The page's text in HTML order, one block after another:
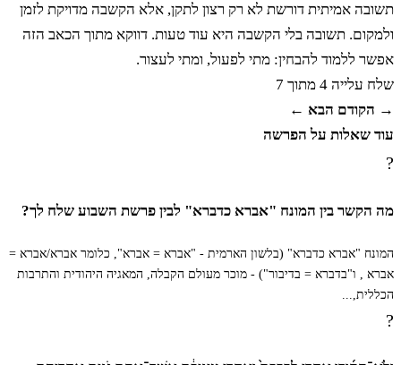
וְנָשְׂאוּ אֶת זְנוּתֵיכֶם עַד תֹּם פִּגְרֵיכֶם בַּמִּדְבָּר׃
לד בְּמִסְפַּר הַיָּמִים אֲשֶׁר תַּרְתֶּם אֶת הָאָרֶץ
אַרְבָּעִים יוֹם יוֹם לַשָּׁנָה יוֹם לַשָּׁנָה תִּשְׂאוּ אֶת
לה אֲנִי יְדוָד דִּבַּרְתִּי אִם לֹא זֹאת אֶעֱשֶׂה לְכָל
הָעֵדָה הָרָעָה הַזֹּאת הַנּוֹעָדִים עָלָי בַּמִּדְבָּר הַזֶּה
תשובה אמיתית דורשת לא רק רצון לתקן, אלא הקשבה מדויקת לזמן
ולמקום. תשובה בלי הקשבה היא עוד טעות. דווקא מתוך הכאב הזה
אפשר ללמוד להבחין: מתי לפעול, ומתי לעצור.
שלח עלייה 4 מתוך 7
→ הקודם הבא ←
עוד שאלות על הפרשה
?
מה הקשר בין המונח "אברא כדברא" לבין פרשת השבוע שלח לך?
המונח "אברא כדברא" (בלשון הארמית - "אברא = אברא", כלומר אברא/אברא =
אברא , ו"בדברא = בדיבור") - מוכר מעולם הקבלה, המאגיה היהודית והתרבות
הכללית,...
?